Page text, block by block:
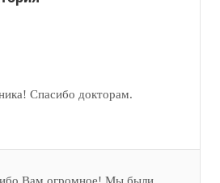
Спасибо докторам.